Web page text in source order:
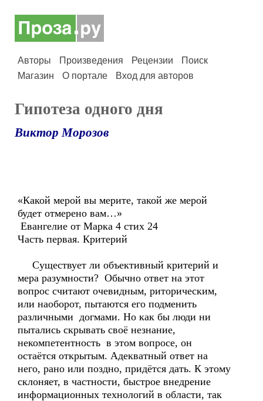
Авторы Произведения Рецензии
Поиск
Магазин
О портале Вход для авторов
Гипотеза одного дня
Виктор Морозов
«Какой мерой вы мерите, такой же мерой
будет отмерено вам…»
Евангелие от Марка 4 стих 24
Часть первая. Критерий
Существует ли объективный критерий и
мера разумности? Обычно ответ на этот
вопрос считают очевидным, риторическим,
или наоборот, пытаются его подменить
различными догмами. Но как бы люди ни
пытались скрывать своё незнание,
некомпетентность в этом вопросе, он
остаётся открытым. Адекватный ответ на
него, рано или поздно, придётся дать. К этому
склоняет, в частности, быстрое внедрение
информационных технологий в области, так